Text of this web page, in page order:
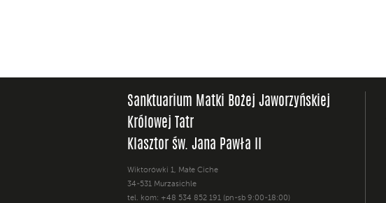
Sanktuarium Matki Bożej Jaworzyńskiej
Królowej Tatr
Klasztor św. Jana Pawła II
Wiktorówki 1, Małe Ciche
34-531 Murzasichle
tel. kom: +48 534 852 191 (pn-sb 9:00-18:00)